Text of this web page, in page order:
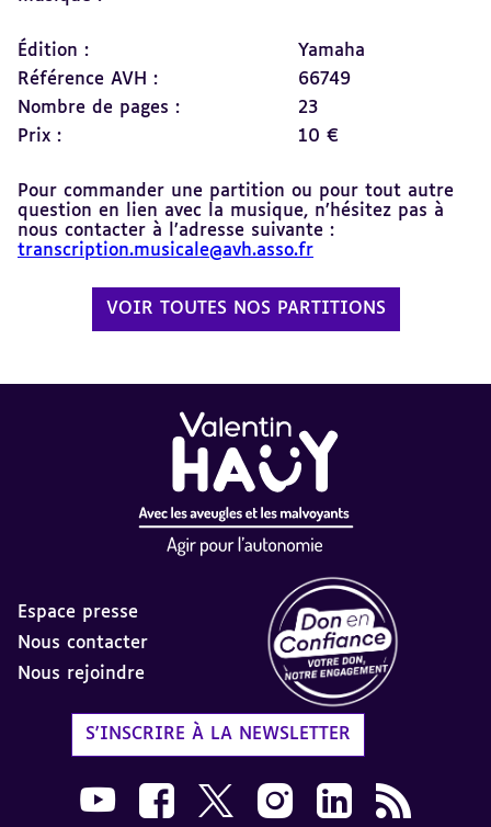
Édition :
Yamaha
Référence AVH :
66749
Nombre de pages :
23
Prix :
10 €
Pour commander une partition ou pour tout autre
question en lien avec la musique, n’hésitez pas à
nous contacter à l’adresse suivante :
transcription.musicale@avh.asso.fr
VOIR TOUTES NOS PARTITIONS
Espace presse
Nous contacter
Nous rejoindre
S'INSCRIRE À LA NEWSLETTER
Nous suivre sur Youtube AVH dans une
Nous suivre sur Facebook AVH dans
Nous suivre sur X AVH dans une
Nous suivre sur Instagram
Nous suivre sur
Flux RSS